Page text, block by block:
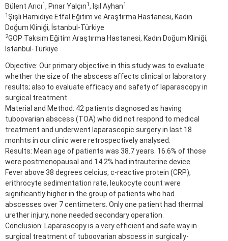
Bülent Arıcı1, Pınar Yalçın1, Işıl Ayhan1
1Şişli Hamidiye Etfal Eğitim ve Araştırma Hastanesi, Kadın
Doğum Kliniği, İstanbul-Türkiye
2GOP Taksim Eğitim Araştırma Hastanesi, Kadın Doğum Kliniği,
İstanbul-Türkiye
Objective: Our primary objective in this study was to evaluate
whether the size of the abscess affects clinical or laboratory
results; also to evaluate efficacy and safety of laparascopy in
surgical treatment.
Material and Method: 42 patients diagnosed as having
tuboovarian abscess (TOA) who did not respond to medical
treatment and underwent laparascopic surgery in last 18
monhts in our clinic were retrospectively analysed.
Results: Mean age of patients was 38.7 years. 16.6% of those
were postmenopausal and 14.2% had intrauterine device.
Fever above 38 degrees celcius, c-reactive protein (CRP),
erithrocyte sedimentation rate, leukocyte count were
significantly higher in the group of patients who had
abscesses over 7 centimeters. Only one patient had thermal
urether injury, none needed secondary operation.
Conclusion: Laparascopy is a very efficient and safe way in
surgical treatment of tuboovarian abscess in surgically-